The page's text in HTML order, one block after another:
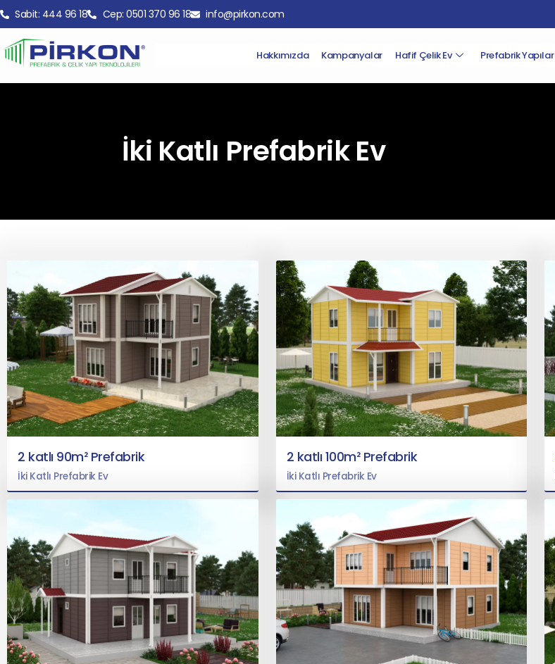
Sabit: 444 96 18 Cep: 0501 370 96 18 info@pirkon.com
Hakkımızda Kampanyalar Hafif Çelik Ev Prefabrik Yapılar
İki Katlı Prefabrik Ev
2 katlı 90m² Prefabrik
İki Katlı Prefabrik Ev
2 katlı 100m² Prefabrik
İki Katlı Prefabrik Ev